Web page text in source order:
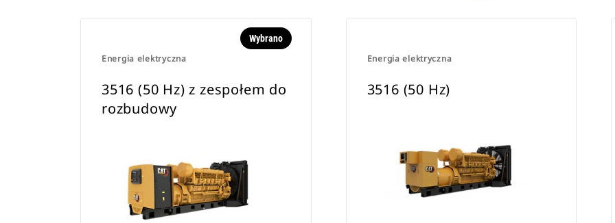
Energia elektryczna
Wybrano
3516 (50 Hz) z zespołem do
rozbudowy
Energia elektryczna
3516 (50 Hz)